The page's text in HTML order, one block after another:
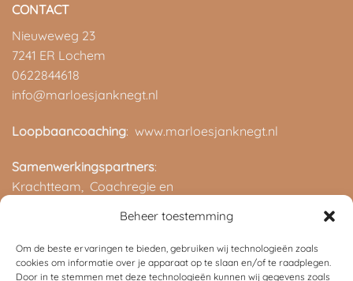
Beheer toestemming
Om de beste ervaringen te bieden, gebruiken wij technologieën zoals
cookies om informatie over je apparaat op te slaan en/of te raadplegen.
Door in te stemmen met deze technologieën kunnen wij gegevens zoals
CONTACT
Nieuweweg 23
7241 ER Lochem
0622844618
info@marloesjanknegt.nl
Loopbaancoaching: www.marloesjanknegt.nl
Samenwerkingspartners:
Krachtteam, Coachregie en